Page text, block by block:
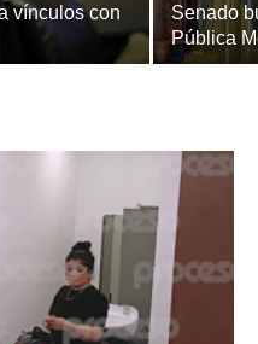
vínculos con
Senado
Pública